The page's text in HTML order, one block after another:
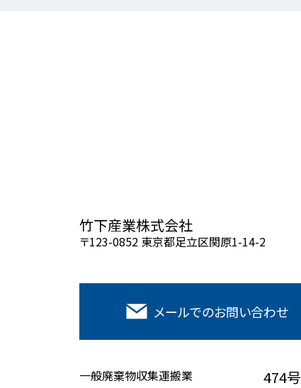
竹下産業株式会社
〒123-0852 東京都足立区関原1-14-2
メールでのお問い合わせ
一般廃棄物収集運搬業 474号